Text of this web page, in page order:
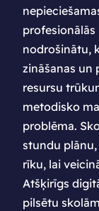
nodrošinātu,
zināšanas un
resursu
metodisko
problēma.
stundu
rīku, lai
Atšķirīgs
pilsētu